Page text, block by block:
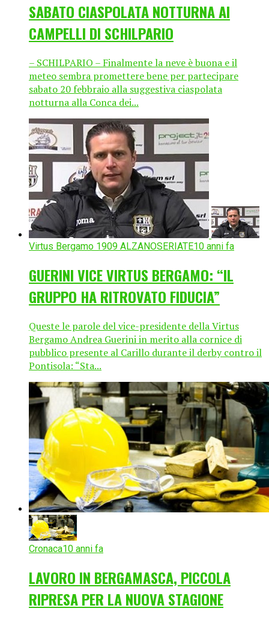
SABATO CIASPOLATA NOTTURNA AI
CAMPELLI DI SCHILPARIO
– SCHILPARIO – Finalmente la neve è buona e il
meteo sembra promettere bene per partecipare
sabato 20 febbraio alla suggestiva ciaspolata
notturna alla Conca dei...
Virtus Bergamo 1909 ALZANOSERIATE10 anni fa
GUERINI VICE VIRTUS BERGAMO: “IL
GRUPPO HA RITROVATO FIDUCIA”
Queste le parole del vice-presidente della Virtus
Bergamo Andrea Guerini in merito alla cornice di
pubblico presente al Carillo durante il derby contro il
Pontisola: “Sta...
Cronaca10 anni fa
LAVORO IN BERGAMASCA, PICCOLA
RIPRESA PER LA NUOVA STAGIONE